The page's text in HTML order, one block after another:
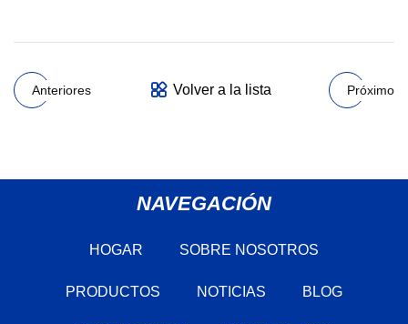
Anteriores Volver a la lista Próximo
NAVEGACIÓN
HOGAR SOBRE NOSOTROS
PRODUCTOS NOTICIAS BLOG